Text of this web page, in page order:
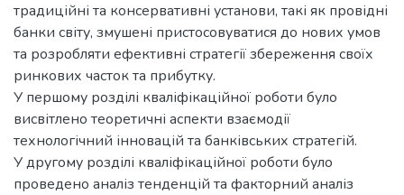
традиційні та консервативні установи, такі як провідні
банки світу, змушені пристосовуватися до нових умов
та розробляти ефективні стратегії збереження своїх
ринкових часток та прибутку.
У першому розділі кваліфікаційної роботи було
висвітлено теоретичні аспекти взаємодії
технологічний інновацій та банківських стратегій.
У другому розділі кваліфікаційної роботи було
проведено аналіз тенденцій та факторний аналіз